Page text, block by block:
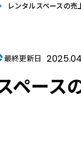
レンタルスペースの
最終更新日
ペース